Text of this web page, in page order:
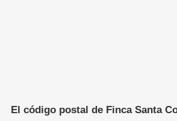
El código postal de Finca Santa